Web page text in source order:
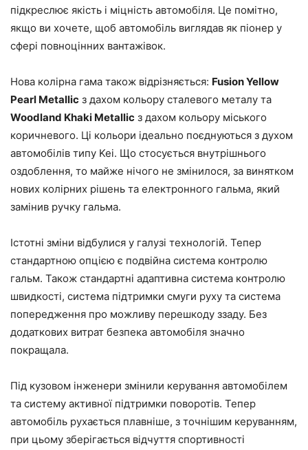
підкреслює якість і міцність автомобіля. Це помітно,
якщо ви хочете, щоб автомобіль виглядав як піонер у
сфері повноцінних вантажівок.
Нова колірна гама також відрізняється: Fusion Yellow
Pearl Metallic з дахом кольору сталевого металу та
Woodland Khaki Metallic з дахом кольору міського
коричневого. Ці кольори ідеально поєднуються з духом
автомобілів типу Kei. Що стосується внутрішнього
оздоблення, то майже нічого не змінилося, за винятком
нових колірних рішень та електронного гальма, який
замінив ручку гальма.
Істотні зміни відбулися у галузі технологій. Тепер
стандартною опцією є подвійна система контролю
гальм. Також стандартні адаптивна система контролю
швидкості, система підтримки смуги руху та система
попередження про можливу перешкоду ззаду. Без
додаткових витрат безпека автомобіля значно
покращала.
Під кузовом інженери змінили керування автомобілем
та систему активної підтримки поворотів. Тепер
автомобіль рухається плавніше, з точнішим керуванням,
при цьому зберігається відчуття спортивності